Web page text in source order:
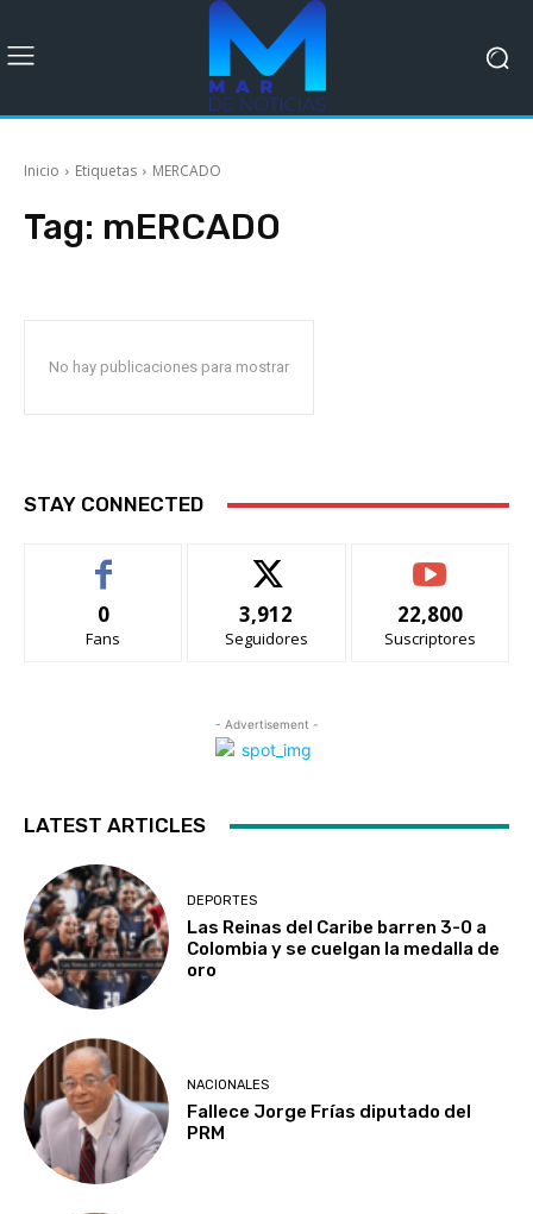
Inicio Etiquetas MERCADO
Tag: mERCADO
No hay publicaciones para mostrar
STAY CONNECTED
0
Fans
3,912
Seguidores
22,800
Suscriptores
- Advertisement -
LATEST ARTICLES
DEPORTES
Las Reinas del Caribe barren 3-0 a
Colombia y se cuelgan la medalla de
oro
NACIONALES
Fallece Jorge Frías diputado del
PRM